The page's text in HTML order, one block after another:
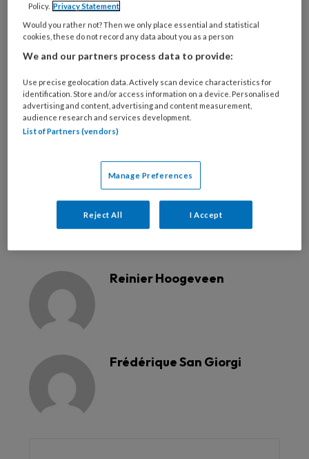
PREMIUM
Bekijk de mogelijkheden
Al abonnee?
Dit artikel is verschenen inTandartsPraktijk nr.
6, 2018
Reinier Hoogeveen
Frédérique San Giorgi
Policy. Privacy Statement
Would you rather not? Then we only place essential and statistical
cookies, these do not record any data about you as a person
We and our partners process data to provide:
Use precise geolocation data. Actively scan device characteristics for
identification. Store and/or access information on a device. Personalised
advertising and content, advertising and content measurement,
audience research and services development.
List of Partners (vendors)
Manage Preferences
Reject All I Accept